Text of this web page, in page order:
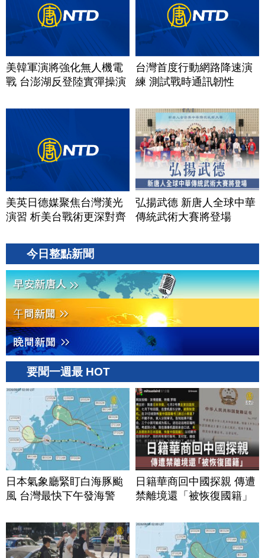
美韓軍演將強化無人機電
戰 台澎湖反登陸實彈操演
台灣首度行動網路降速演
練 測試戰時通訊韌性
美英日德媒聚焦台灣漢光
演習 析美台戰術更深對齊
弘揚武德 新唐人全球中華
傳統武術大賽將登場
今日整點新聞
要聞一週最 HOT
日本氣象廳緊盯白海豚颱
風 台灣最快下午發海警
日籍華商回中國探親 傳遭
禁離境還「被恢復國籍」